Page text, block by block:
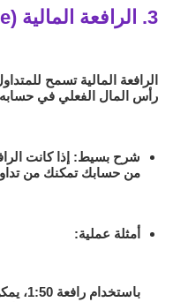
3. الرافعة المالية (Leverage)
الرافعة المالية تسمح
رأس المال الفعلي في
شرح بسيط
من حسابك تمكنك من تداول 10,000
أمثلة عملية: